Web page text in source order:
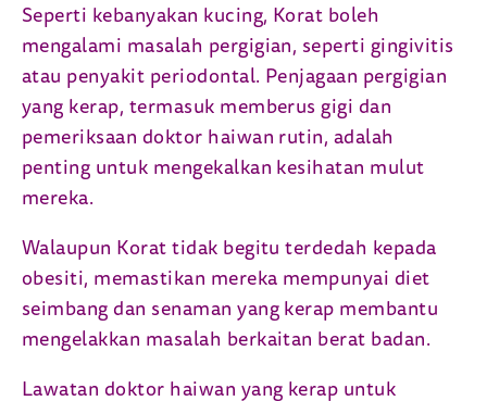
Seperti kebanyakan kucing, Korat boleh
mengalami masalah pergigian, seperti gingivitis
atau penyakit periodontal. Penjagaan pergigian
yang kerap, termasuk memberus gigi dan
pemeriksaan doktor haiwan rutin, adalah
penting untuk mengekalkan kesihatan mulut
mereka.
Walaupun Korat tidak begitu terdedah kepada
obesiti, memastikan mereka mempunyai diet
seimbang dan senaman yang kerap membantu
mengelakkan masalah berkaitan berat badan.
Lawatan doktor haiwan yang kerap untuk